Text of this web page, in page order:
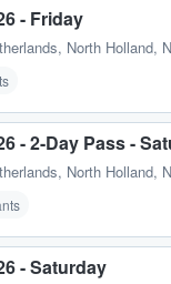
- Friday
North Holland,
- 2-Day Pass -
North Holland,
- Saturday